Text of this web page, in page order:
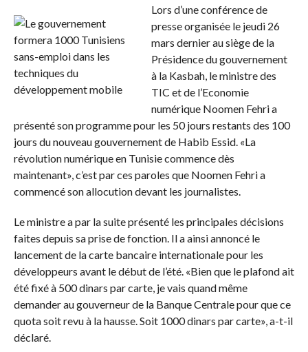
Lors d’une conférence de
presse organisée le jeudi 26
mars dernier au siège de la
Présidence du gouvernement
à la Kasbah, le ministre des
TIC et de l’Economie
numérique Noomen Fehri a
présenté son programme pour les 50 jours restants des 100
jours du nouveau gouvernement de Habib Essid. «La
révolution numérique en Tunisie commence dès
maintenant», c’est par ces paroles que Noomen Fehri a
commencé son allocution devant les journalistes.
Le ministre a par la suite présenté les principales décisions
faites depuis sa prise de fonction. Il a ainsi annoncé le
lancement de la carte bancaire internationale pour les
développeurs avant le début de l’été. «Bien que le plafond ait
été fixé à 500 dinars par carte, je vais quand même
demander au gouverneur de la Banque Centrale pour que ce
quota soit revu à la hausse. Soit 1000 dinars par carte», a-t-il
déclaré.